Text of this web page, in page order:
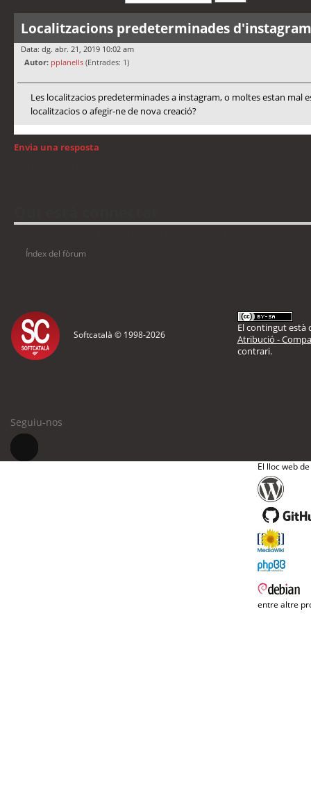
Localitzacions predeterminades d'instagram
Data: dg. abr. 21, 2019 10:02 am
Autor: pplanells (Entrades: 1)
Les localitzacios predeterminades a instagram, o moltes estan mal
localitzacios o afegir-ne de nova creació?
Envia una resposta
Índex del fòrum
Softcatalà © 1998-2026
El contingut està
Atribució -
contrari.
Seguiu-nos
El lloc web
entre altre